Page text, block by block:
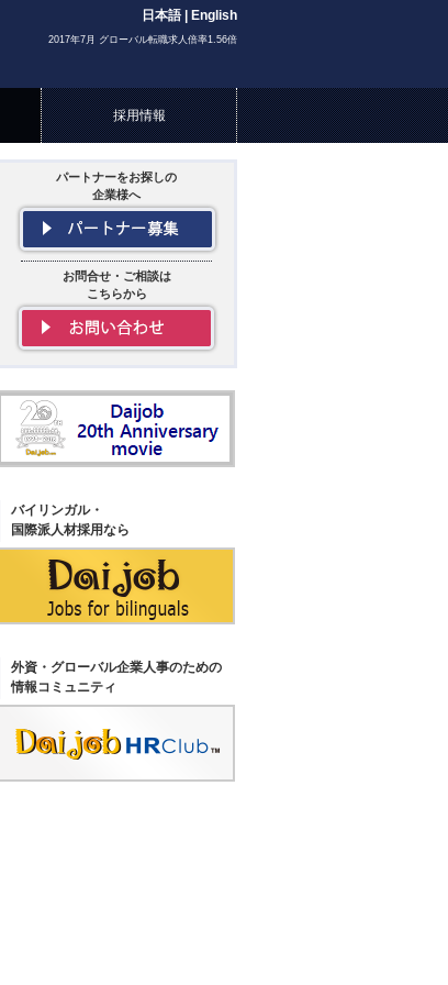
2017年7月 グローバル転職求人倍率1.56倍
日本語 English
採用情報
パートナーをお探しの
企業様へ
お問合せ・ご相談は
こちらから
バイリンガル・
国際派人材採用なら
外資・グローバル企業人事のための
情報コミュニティ